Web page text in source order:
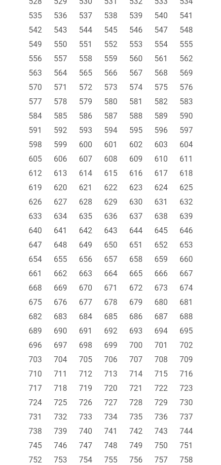
535
536 537 538 539 540
541
542
543 544 545 546 547
548
549
550 551 552 553 554
555
556
557 558 559 560 561
562
563
564 565 566 567 568
569
570
571 572 573 574 575
576
577
578 579 580 581 582
583
584
585 586 587 588 589
590
591
592 593 594 595 596
597
598
599 600 601 602 603
604
605
606 607 608 609 610
611
612
613 614 615 616 617
618
619
620 621 622 623 624
625
626
627 628 629 630 631
632
633
634 635 636 637 638
639
640
641 642 643 644 645
646
647
648 649 650 651 652
653
654
655 656 657 658 659
660
661
662 663 664 665 666
667
668
669 670 671 672 673
674
675
676 677 678 679 680
681
682
683 684 685 686 687
688
689
690 691 692 693 694
695
696
697 698 699 700 701
702
703
704 705 706 707 708
709
710
711 712 713 714 715
716
717
718 719 720 721 722
723
724
725 726 727 728 729
730
731
732 733 734 735 736
737
738
739 740 741 742 743
744
745
746 747 748 749 750
751
752
753 754 755 756 757
758